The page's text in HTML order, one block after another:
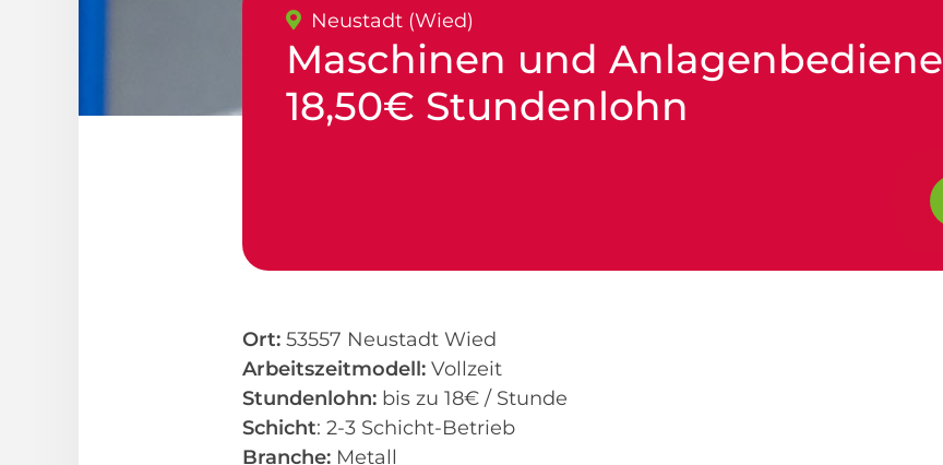
Neustadt (Wied)
Maschinen und
18,50€ Stundenlohn
Ort: 53557 Neustadt Wied
Arbeitszeitmodell: Vollzeit
Stundenlohn: bis zu 18€ / Stunde
Schicht: 2-3 Schicht-Betrieb
Branche: Metall